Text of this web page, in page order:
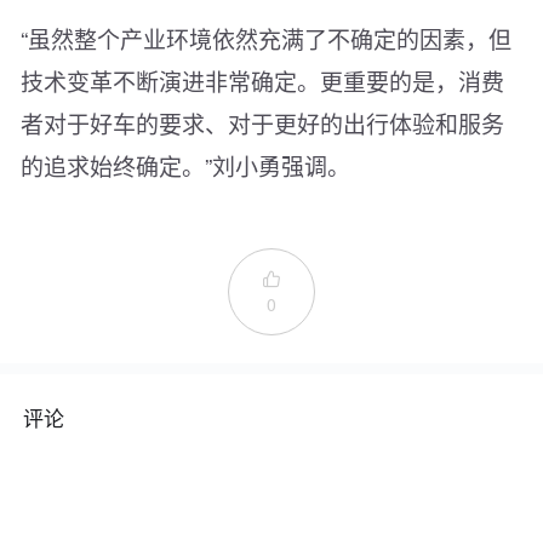
“虽然整个产业环境依然充满了不确定的因素，但
技术变革不断演进非常确定。更重要的是，消费
者对于好车的要求、对于更好的出行体验和服务
的追求始终确定。”刘小勇强调。

0
评论